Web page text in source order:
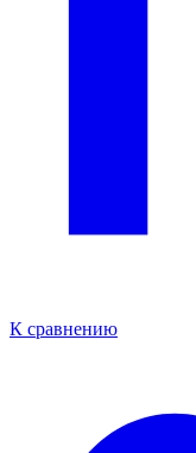
К сравнению